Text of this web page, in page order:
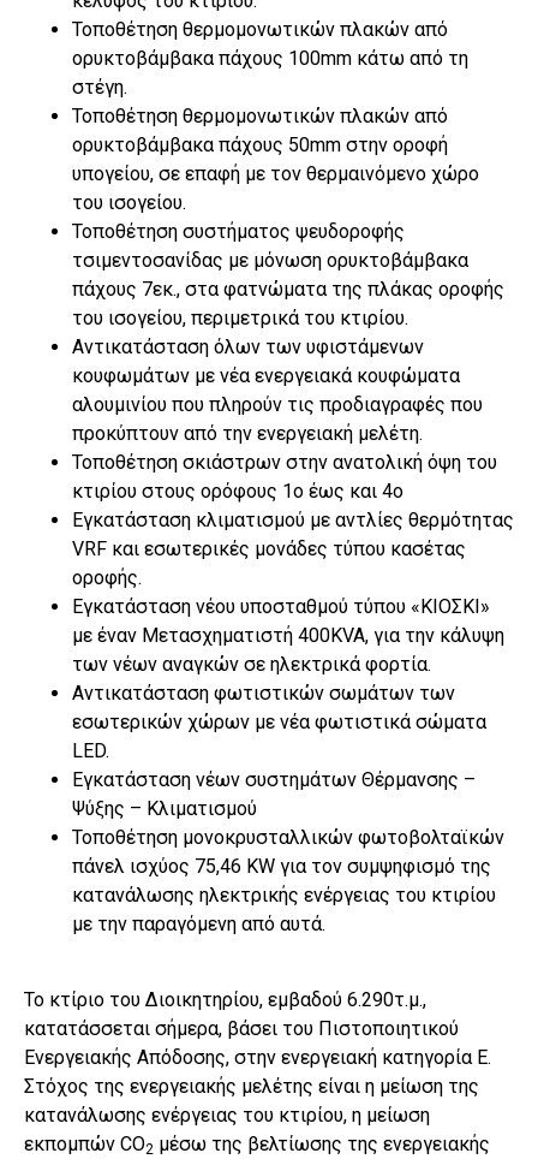
Τοποθέτηση θερμομονωτικών πλακών από
ορυκτοβάμβακα πάχους 100mm κάτω από τη
στέγη.
Τοποθέτηση θερμομονωτικών πλακών από
ορυκτοβάμβακα πάχους 50mm στην οροφή
υπογείου, σε επαφή με τον θερμαινόμενο χώρο
του ισογείου.
Τοποθέτηση συστήματος ψευδοροφής
τσιμεντοσανίδας με μόνωση ορυκτοβάμβακα
πάχους 7εκ., στα φατνώματα της πλάκας οροφής
του ισογείου, περιμετρικά του κτιρίου.
Αντικατάσταση όλων των υφιστάμενων
κουφωμάτων με νέα ενεργειακά κουφώματα
αλουμινίου που πληρούν τις προδιαγραφές που
προκύπτουν από την ενεργειακή μελέτη.
Τοποθέτηση σκιάστρων στην ανατολική όψη του
κτιρίου στους ορόφους 1ο έως και 4ο
Εγκατάσταση κλιματισμού με αντλίες θερμότητας
VRF και εσωτερικές μονάδες τύπου κασέτας
οροφής.
Εγκατάσταση νέου υποσταθμού τύπου «ΚΙΟΣΚΙ»
με έναν Μετασχηματιστή 400KVA, για την κάλυψη
των νέων αναγκών σε ηλεκτρικά φορτία.
Αντικατάσταση φωτιστικών σωμάτων των
εσωτερικών χώρων με νέα φωτιστικά σώματα
LED.
Εγκατάσταση νέων συστημάτων Θέρμανσης –
Ψύξης – Κλιματισμού
Τοποθέτηση μονοκρυσταλλικών φωτοβολταϊκών
πάνελ ισχύος 75,46 KW για τον συμψηφισμό της
κατανάλωσης ηλεκτρικής ενέργειας του κτιρίου
με την παραγόμενη από αυτά.
Το κτίριο του Διοικητηρίου, εμβαδού 6.290τ.μ.,
κατατάσσεται σήμερα, βάσει του Πιστοποιητικού
Ενεργειακής Απόδοσης, στην ενεργειακή κατηγορία Ε.
Στόχος της ενεργειακής μελέτης είναι η μείωση της
κατανάλωσης ενέργειας του κτιρίου, η μείωση
εκπομπών CO2 μέσω της βελτίωσης της ενεργειακής